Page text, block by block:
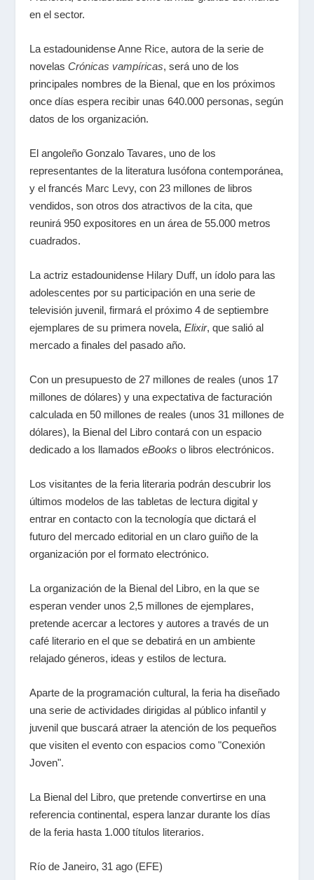
en el sector.
La estadounidenseAnne Rice, autora de la serie de
novelasCrónicas vampíricas, será uno de los
principales nombres de la Bienal, que en los próximos
once días espera recibir unas 640.000 personas, según
datos de los organización.
El angoleño Gonzalo Tavares, uno de los
representantes de la literatura lusófona contemporánea,
y el francés Marc Levy, con 23 millones de libros
vendidos, son otros dos atractivos de la cita, que
reunirá 950 expositores en un área de 55.000 metros
cuadrados.
La actriz estadounidense Hilary Duff, un ídolo para las
adolescentes por su participación en una serie de
televisión juvenil, firmará el próximo 4 de septiembre
ejemplares de su primera novela,Elixir, que salió al
mercado a finales del pasado año.
Con un presupuesto de 27 millones de reales (unos 17
millones de dólares) y una expectativa de facturación
calculada en 50 millones de reales (unos 31 millones de
dólares), la Bienal del Libro contará con un espacio
dedicado a los llamadoseBooks o libros electrónicos.
Los visitantes de la feria literaria podrán descubrir los
últimos modelos de las tabletas de lectura digital y
entrar en contacto con la tecnología que dictará el
futuro del mercado editorial en un claro guiño de la
organización por el formato electrónico.
La organización de la Bienal del Libro, en la que se
esperan vender unos 2,5 millones de ejemplares,
pretende acercar a lectores y autores a través de un
café literario en el que se debatirá en un ambiente
relajado géneros, ideas y estilos de lectura.
Aparte de la programación cultural, la feria ha diseñado
una serie de actividades dirigidas al público infantil y
juvenil que buscará atraer la atención de los pequeños
que visiten el evento con espacios como "Conexión
Joven".
La Bienal del Libro, que pretende convertirse en una
referencia continental, espera lanzar durante los días
de la feria hasta 1.000 títulos literarios.
Río de Janeiro, 31 ago (EFE)